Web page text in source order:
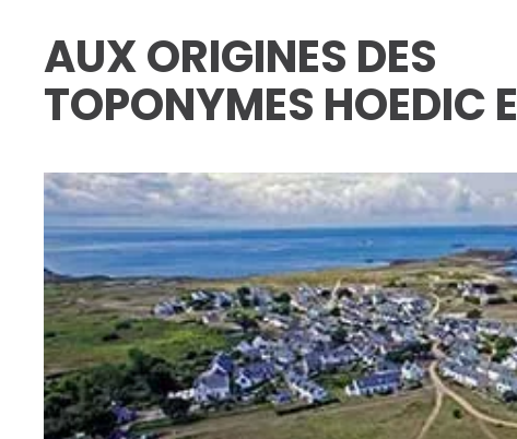
AUX ORIGINES DES
TOPONYMES HOEDIC